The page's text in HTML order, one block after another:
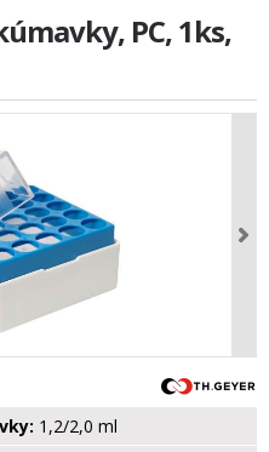
PC, 1ks,
1,2/2,0 ml